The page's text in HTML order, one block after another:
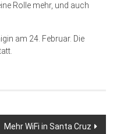
Rolle mehr, und auch
am 24. Februar. Die
Mehr WiFi in Santa Cruz